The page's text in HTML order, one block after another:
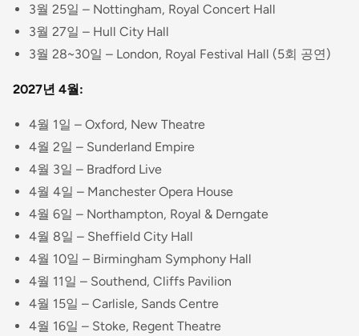
3월 25일 – Nottingham, Royal Concert Hall
3월 27일 – Hull City Hall
3월 28~30일 – London, Royal Festival Hall (5회 공연)
2027년 4월:
4월 1일 – Oxford, New Theatre
4월 2일 – Sunderland Empire
4월 3일 – Bradford Live
4월 4일 – Manchester Opera House
4월 6일 – Northampton, Royal & Derngate
4월 8일 – Sheffield City Hall
4월 10일 – Birmingham Symphony Hall
4월 11일 – Southend, Cliffs Pavilion
4월 15일 – Carlisle, Sands Centre
4월 16일 – Stoke, Regent Theatre